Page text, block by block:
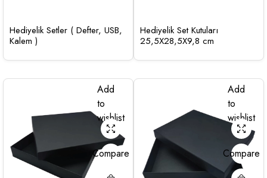
Hediyelik Setler ( Defter, USB,
Kalem )
Hediyelik Set Kutuları
25,5X28,5X9,8 cm
Add
to
wishlist
Compare
Add
to
wishlist
Compare